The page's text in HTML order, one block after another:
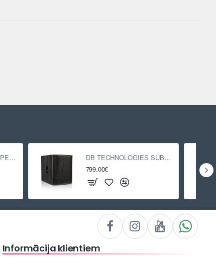
DB TECHNOLOGIES OPERA 15
DB TECHNOLOGIES SUB 618
799.00€
Informācija klientiem